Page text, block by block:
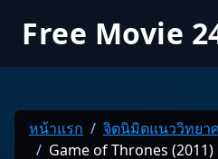
Free Movie
หน้าแรก
จิตนิมิตแนววิทยา
Game of Thrones